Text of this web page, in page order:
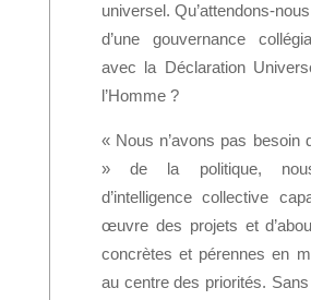
universel. Qu’attendons-
d’une gouvernance
avec la Déclaration
l’Homme ?
« Nous n’avons pas besoin
» de la politique,
d’intelligence collective
œuvre des projets et
concrètes et pérennes en
au centre des priorités.